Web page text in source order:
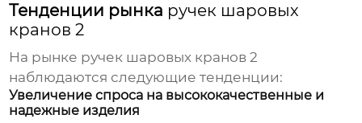
Тенденции рынка ручек шаровых
кранов 2
На рынке ручек шаровых кранов 2
наблюдаются следующие тенденции:
Увеличение спроса на высококачественные и
надежные изделия